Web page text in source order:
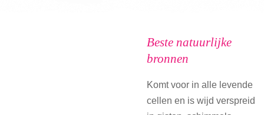
Beste natuurlijke
bronnen
Komt voor in alle levende
cellen en is wijd verspreid